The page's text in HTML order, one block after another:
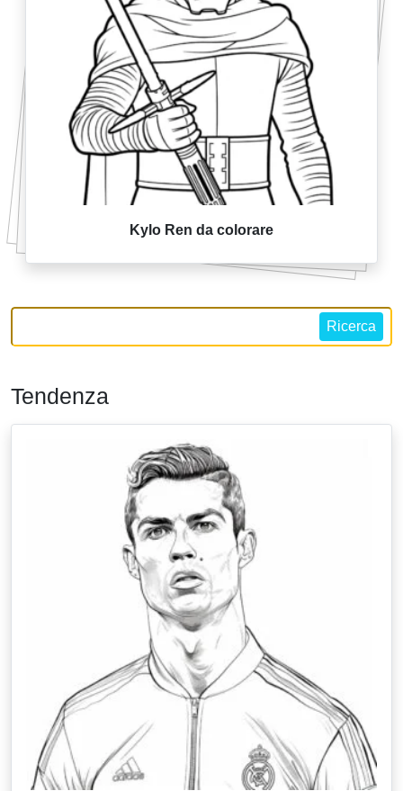
Kylo Ren da colorare
Ricerca
Tendenza